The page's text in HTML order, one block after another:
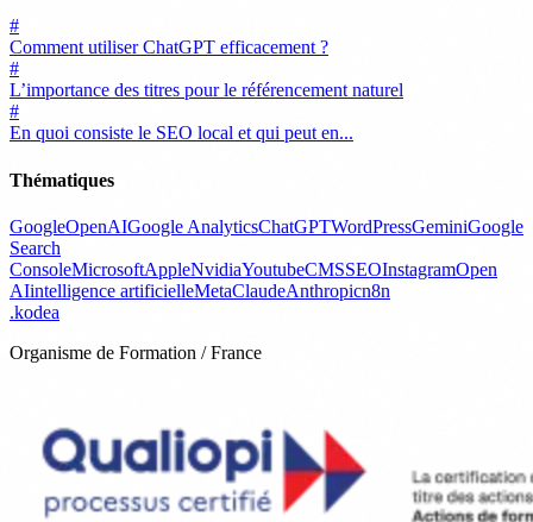
#
Comment utiliser ChatGPT efficacement ?
#
L’importance des titres pour le référencement naturel
#
En quoi consiste le SEO local et qui peut en...
Thématiques
GoogleOpenAIGoogle AnalyticsChatGPTWordPressGeminiGoogle
Search
ConsoleMicrosoftAppleNvidiaYoutubeCMSSEOInstagramOpen
AIintelligence artificielleMetaClaudeAnthropicn8n
.kodea
Organisme de Formation / France